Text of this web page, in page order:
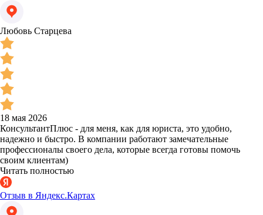
Любовь Старцева
18 мая 2026
КонсультантПлюс - для меня, как для юриста, это удобно,
надежно и быстро. В компании работают замечательные
профессионалы своего дела, которые всегда готовы помочь
своим клиентам)
Читать полностью
Отзыв в Яндекс.Картах